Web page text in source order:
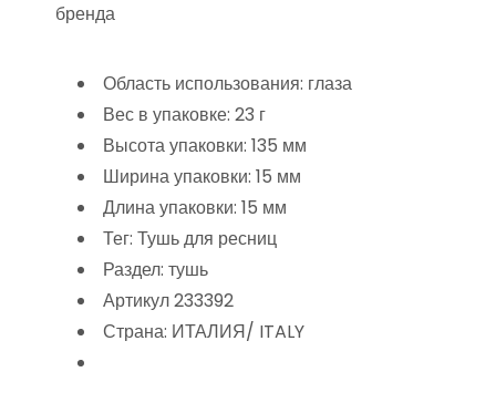
бренда
Область использования: глаза
Вес в упаковке: 23 г
Высота упаковки: 135 мм
Ширина упаковки: 15 мм
Длина упаковки: 15 мм
Тег: Тушь для ресниц
Раздел: тушь
Артикул 233392
Страна: ИТАЛИЯ/ ITALY